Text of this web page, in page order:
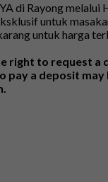
di Rayong
untuk
untuk harga
right to request a
pay a deposit may